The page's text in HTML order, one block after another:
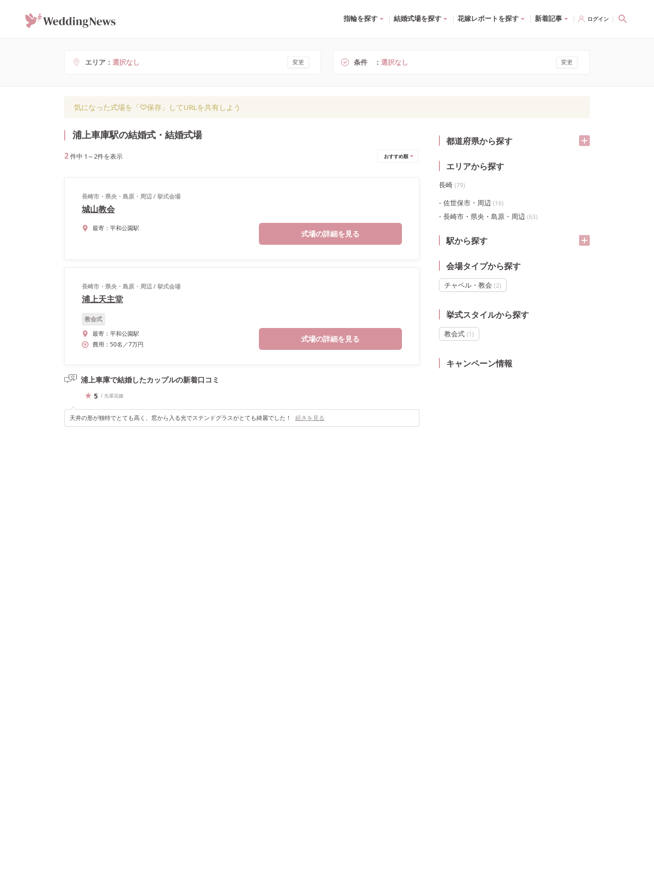
指輪を探す 結婚式場を探す 花嫁レポートを探す 新着記事 ログイン
エリア 選択なし 変更 条件 選択なし 変更
気になった式場を「♡保存」してURLを共有しよう
都道府県から探す
エリアから探す
長崎 (79)
佐世保市・周辺 (16)
長崎市・県央・島原・周辺 (63)
駅から探す
会場タイプから探す
チャペル・教会 (2)
挙式スタイルから探す
教会式 (1)
キャンペーン情報
浦上車庫駅の結婚式・結婚式場
2件中 1 ～2件を表示 おすすめ順
長崎市・県央・島原・周辺/挙式会場
城山教会
最寄： 平和公園駅
式場の詳細を見る
長崎市・県央・島原・周辺/挙式会場
浦上天主堂
教会式
最寄： 平和公園駅
費用： 50名 ／7万円
式場の詳細を見る
浦上車庫で結婚したカップルの新着口コミ
5 / 先輩花嫁
天井の形が独特でとても高く、窓から入る光でステンドグラスがとても綺麗でした！ 続きを見る